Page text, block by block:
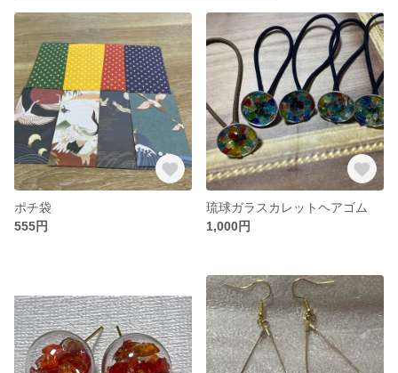
ポチ袋
555円
琉球ガラスカレットヘアゴム
1,000円